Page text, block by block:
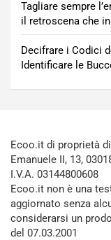
Tagliare sempre
il retroscena che
Decifrare i Codici
Identificare le
Ecoo.it di proprietà
Emanuele II, 13,
I.V.A. 03144800608
Ecoo.it non è una
aggiornato senza
considerarsi un
del 07.03.2001